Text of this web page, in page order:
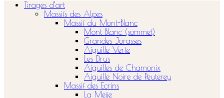
Tirages d’art
Massifs des Alpes
Massif du Mont-Blanc
Mont Blanc (sommet)
Grandes Jorasses
Aiguille Verte
Les Drus
Aiguilles de Chamonix
Aiguille Noire de Peuterey
Massif des Ecrins
La Meije